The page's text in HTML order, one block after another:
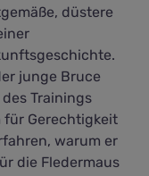
düstere
junge Bruce
Trainings
für Gerechtigkeit
warum er
die Fledermaus